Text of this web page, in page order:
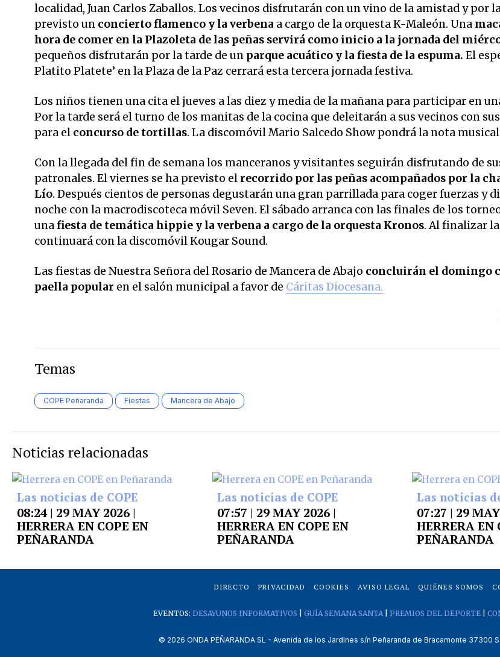
localidad, Juan Carlos Zaballos. Los vecinos disfrutarán con un vino de la amistad y por
previsto un concierto flamenco y la verbena a cargo de la orquesta K-Maleón. Una
hora de comer en la Plazoleta de las peñas servirá como inicio a la jornada del
pequeños disfrutarán por la tarde de un parque acuático y la fiesta de la espuma. El
Platito Platete’ en la Plaza de la Paz cerrará esta tercera jornada festiva.
Los niños tienen una cita el jueves a las diez y media de la mañana para participar en
Por la tarde será el turno de los manitas de la cocina que deleitarán a sus vecinos con
para el concurso de tortillas. La discomóvil Mario Salcedo Show pondrá la nota
Con la llegada del fin de semana los manceranos y visitantes seguirán disfrutando de
patronales. El viernes se ha previsto el recorrido por las peñas acompañados por la
Lío. Después cientos de personas degustarán una gran parrillada para coger fuerzas y
noche con la macrodiscoteca móvil Seven. El sábado arranca con las finales de los
unafiesta de temática hippie y la verbena a cargo de la orquesta Kronos. Al finalizar
continuará con la discomóvil Kougar Sound.
Las fiestas de Nuestra Señora del Rosario de Mancera de Abajo concluirán el domingo
paella popular en el salón municipal a favor de Cáritas Diocesana.
Temas
COPE Peñaranda Fiestas Mancera de Abajo
Noticias relacionadas
Las noticias de COPE
08:24 | 29 MAY 2026 |
HERRERA EN COPE EN
PEÑARANDA
Las noticias de COPE
07:57 | 29 MAY 2026 |
HERRERA EN COPE EN
PEÑARANDA
Las noticias
07:27 | 29
HERRERA EN
PEÑARANDA
DIRECTO PRIVACIDAD COOKIES AVISO LEGAL QUIÉNES SOMOS
EVENTOS: DESAYUNOS INFORMATIVOS GUÍA SEMANA SANTA| PREMIOS DEL DEPORTE|
© 2026 ONDA PEÑARANDA SL - Avenida de los Jardines s/n Peñaranda de Bracamonte 37300